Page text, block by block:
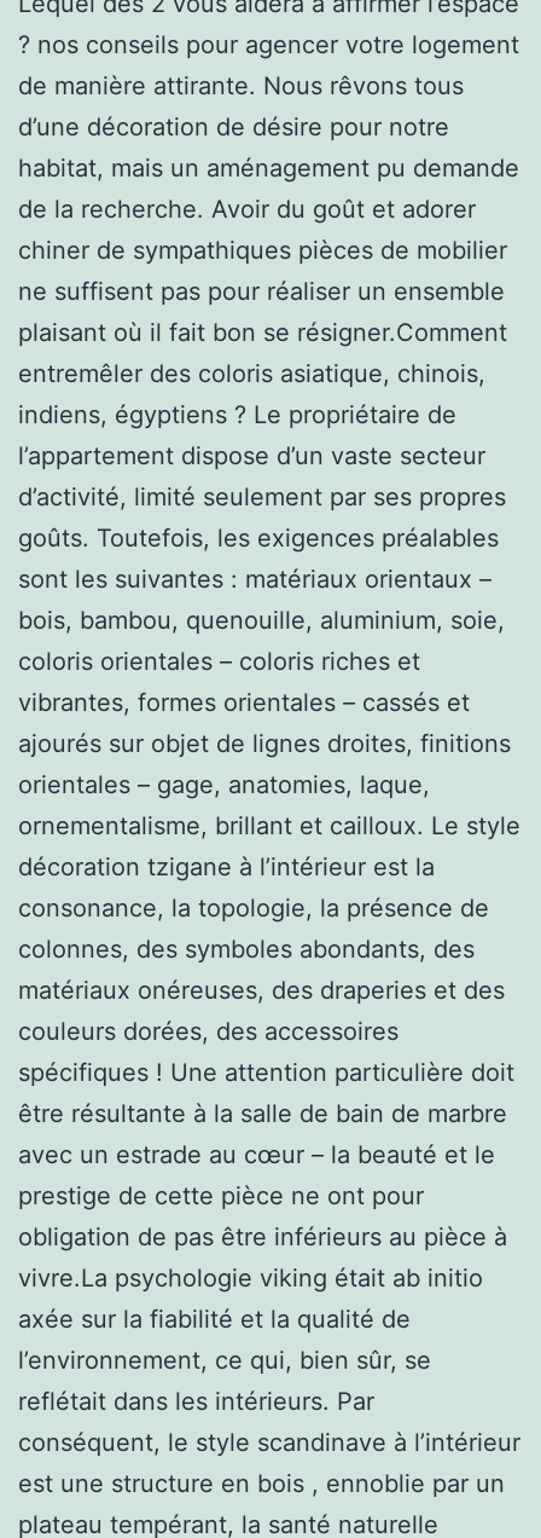
? nos conseils pour agencer votre logement
de manière attirante. Nous rêvons tous
d’une décoration de désire pour notre
habitat, mais un aménagement pu demande
de la recherche. Avoir du goût et adorer
chiner de sympathiques pièces de mobilier
ne suffisent pas pour réaliser un ensemble
plaisant où il fait bon se résigner.Comment
entremêler des coloris asiatique, chinois,
indiens, égyptiens ? Le propriétaire de
l’appartement dispose d’un vaste secteur
d’activité, limité seulement par ses propres
goûts. Toutefois, les exigences préalables
sont les suivantes : matériaux orientaux –
bois, bambou, quenouille, aluminium, soie,
coloris orientales – coloris riches et
vibrantes, formes orientales – cassés et
ajourés sur objet de lignes droites, finitions
orientales – gage, anatomies, laque,
ornementalisme, brillant et cailloux. Le style
décoration tzigane à l’intérieur est la
consonance, la topologie, la présence de
colonnes, des symboles abondants, des
matériaux onéreuses, des draperies et des
couleurs dorées, des accessoires
spécifiques ! Une attention particulière doit
être résultante à la salle de bain de marbre
avec un estrade au cœur – la beauté et le
prestige de cette pièce ne ont pour
obligation de pas être inférieurs au pièce à
vivre.La psychologie viking était ab initio
axée sur la fiabilité et la qualité de
l’environnement, ce qui, bien sûr, se
reflétait dans les intérieurs. Par
conséquent, le style scandinave à l’intérieur
est une structure en bois , ennoblie par un
plateau tempérant, la santé naturelle